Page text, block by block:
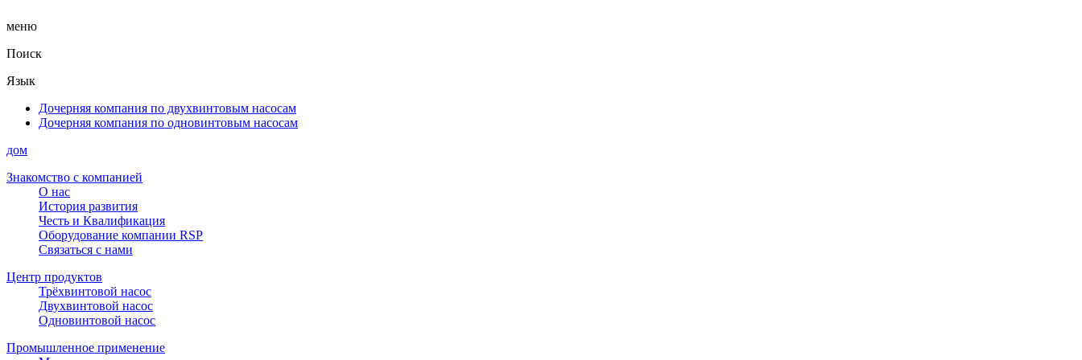
меню
Поиск
Язык
Дочерняя компания по двухвинтовым насосам
Дочерняя компания по одновинтовым насосам
дом
Знакомство с компанией
О нас
История развития
Честь и Квалификация
Оборудование компании RSP
Связаться с нами
Центр продуктов
Трёхвинтовой насос
Двухвинтовой насос
Одновинтовой насос
Промышленное применение